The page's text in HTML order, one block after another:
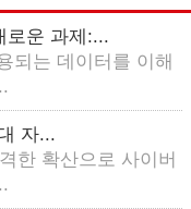
로운 과제:...
되는 데이터를 이해
자...
한 확산으로 사이버